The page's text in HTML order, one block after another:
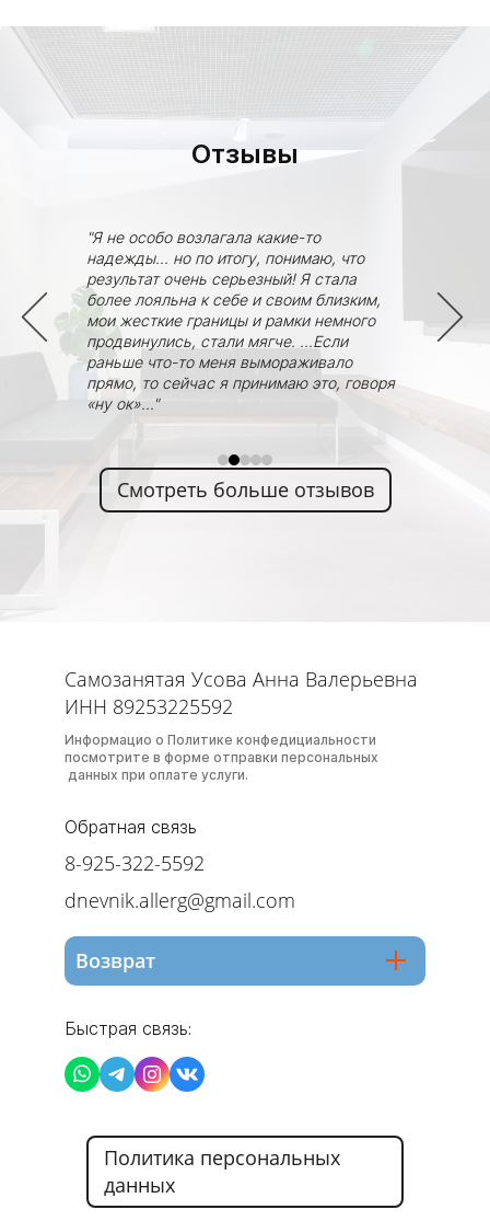
Отзывы
ждал,
с
это.
который
быть,
"Я не особо возлагала какие-то
надежды... но по итогу, понимаю, что
результат очень серьезный! Я стала
более лояльна к себе и своим близким,
мои жесткие границы и рамки немного
продвинулись, стали мягче. ...Если
раньше что-то меня вымораживало
прямо, то сейчас я принимаю это, говоря
«ну ок»..."
забывать.
гонка или
стараюсь
Смотреть больше отзывов
Самозанятая Усова Анна Валерьевна
ИНН 89253225592
Информацио о Политике конфедициальности
посмотрите в форме отправки персональных
данных при оплате услуги.
Обратная связь
8-925-322-5592
dnevnik.allerg@gmail.com
Возврат
Быстрая связь:
Политика персональных
данных